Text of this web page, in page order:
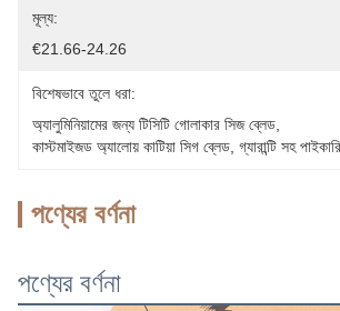
মূল্য:
€21.66-24.26
বিশেষভাবে তুলে ধরা:
অ্যালুমিনিয়ামের জন্য টিসিটি গোলাকার সিজ ব্লেড
কাস্টমাইজড অ্যালোয় কাটিয়া সিগ ব্লেড গ্যারান্টি সহ
পণ্যের বর্ণনা
পণ্যের বর্ণনা